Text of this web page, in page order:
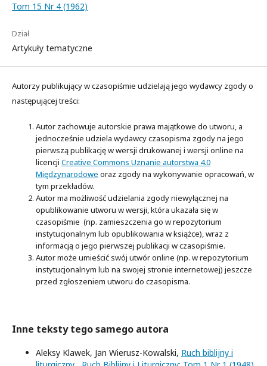
Tom 15 Nr 4 (1962)
Dział
Artykuły tematyczne
Autorzy publikujący w czasopiśmie udzielają jego wydawcy zgody o
następującej treści:
Autor zachowuje autorskie prawa majątkowe do utworu, a
jednocześnie udziela wydawcy czasopisma zgody na jego
pierwszą publikację w wersji drukowanej i wersji online na
licencji Creative Commons Uznanie autorstwa 4.0
Międzynarodowe oraz zgody na wykonywanie opracowań, w
tym przekładów.
Autor ma możliwość udzielania zgody niewyłącznej na
opublikowanie utworu w wersji, która ukazała się w
czasopiśmie (np. zamieszczenia go w repozytorium
instytucjonalnym lub opublikowania w książce), wraz z
informacją o jego pierwszej publikacji w czasopiśmie.
Autor może umieścić swój utwór online (np. w repozytorium
instytucjonalnym lub na swojej stronie internetowej) jeszcze
przed zgłoszeniem utworu do czasopisma.
Inne teksty tego samego autora
Aleksy Klawek, Jan Wierusz-Kowalski, Ruch biblijny i